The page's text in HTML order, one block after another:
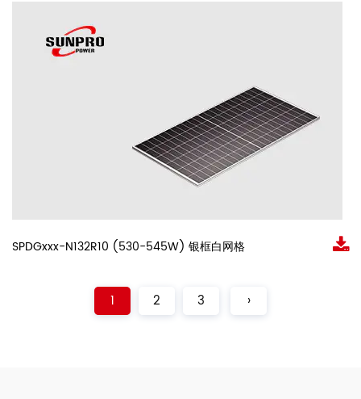
SPDGxxx-N132R10 (530-545W) 银框白网格
1 2 3 ›